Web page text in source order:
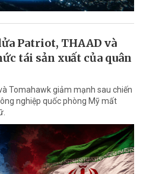
Patriot, THAAD và
tái sản xuất của quân
Tomahawk giảm mạnh sau chiến
nghiệp quốc phòng Mỹ mất